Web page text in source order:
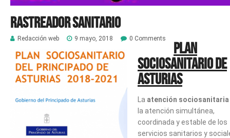
Rastreador sanitario
Redacción web 9 mayo, 2018 0 Comments
Plan
sociosanitario de
Asturias
La atención sociosanitaria
la atención simultánea,
coordinada y estable de los
servicios sanitarios y